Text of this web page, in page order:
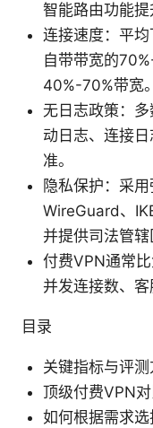
智能路由功能提
连接速度：平
自带带宽的
40%-70%带宽。
无日志政策：
动日志、连接
准。
隐私保护：采用
WireGuard、
并提供司法管辖
付费VPN通常
并发连接数、客
目录
关键指标与评测
顶级付费VPN对
如何根据需求